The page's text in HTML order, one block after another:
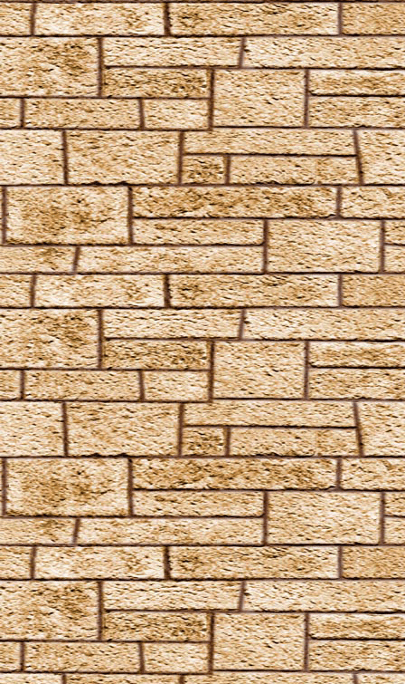
Mimblewimble
Morsmordre
Mucus ad Nauseam
Mutatio Skullus
Obliviate
Obscuro
Oppugno
Orbis
Oscausi
Petrificus Totalus
Pfefferatem
Piertotum Locomotor
Prior Incantato
Priori Incantatem
Reductio
Reducto
Rictusempra
Schluck Schnecken
Sectumsempra
Serpensortia
Silencio
Stupor
Tarantallegra
Transmutations-Tortur
Ventus
Verdimillious
Wabbelbein-Fluch
Zunge-Fessel-Fluch
Heilzauber
Anapneo
Brackium Emendo
Eingeweide-Ausweide-Fluch
Enervate
Episkey
Ferula
Rennervate
Surgito
Vulnera Sanentur
Unverzeihliche Flüche
Avada Kedavra
Crucio
Imperio
Verteidigungszauber
Aqua Eructo
Arania Exumai
Arresto Momentum
Brachiabindo
Cave Inimicum
Confundo